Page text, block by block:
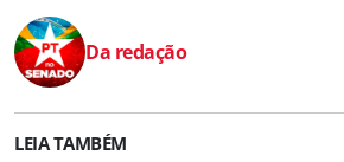
Da redação
LEIA TAMBÉM